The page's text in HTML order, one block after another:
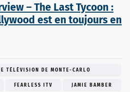
– The Last Tycoon :
est en toujours en
TÉLÉVISION DE MONTE-CARLO
FEARLESS ITV JAMIE BAMBER